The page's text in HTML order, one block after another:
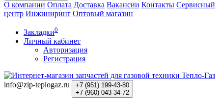
О компании Оплата Доставка Вакансии Контакты Сервисный
центр Инжиниринг Оптовый магазин
Закладки0
Личный кабинет
Авторизация
Регистрация
info@zip-teplogaz.ru +7 (951) 199-43-80
+7 (960) 043-34-72